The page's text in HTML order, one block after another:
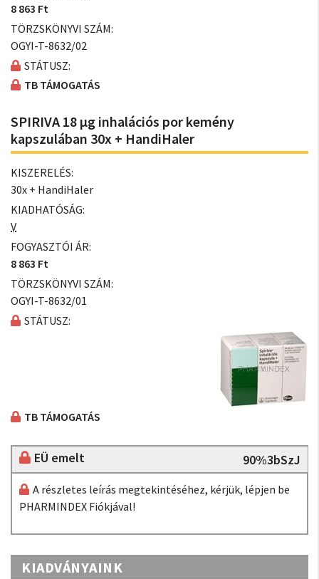
8 863 Ft
TÖRZSKÖNYVI SZÁM:
OGYI-T-8632/02
STÁTUSZ:
TB TÁMOGATÁS
SPIRIVA 18 µg inhalációs por kemény
kapszulában 30x + HandiHaler
KISZERELÉS:
30x + HandiHaler
KIADHATÓSÁG:
V
FOGYASZTÓI ÁR:
8 863 Ft
TÖRZSKÖNYVI SZÁM:
OGYI-T-8632/01
STÁTUSZ:
TB TÁMOGATÁS
EÜ emelt 90%3bSzJ
A részletes leírás megtekintéséhez, kérjük, lépjen be
PHARMINDEX Fiókjával!
KIADVÁNYAINK